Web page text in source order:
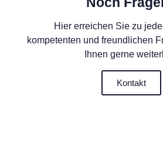
Hier erreichen Sie zu
kompetenten und freundlichen
Ihnen gerne
Kontakt